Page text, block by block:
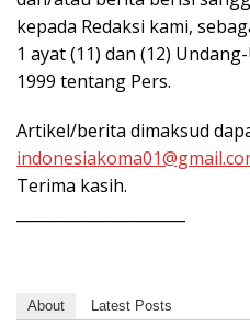
kepada Redaksi kami,
1 ayat (11) dan (12)
1999 tentang Pers.
Artikel/berita dimaksud
Terima kasih.
About Latest Posts